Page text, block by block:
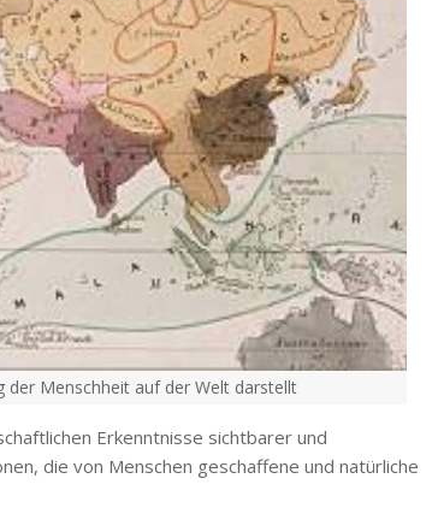
der Menschheit auf der Welt darstellt
Erkenntnisse sichtbarer und
die von Menschen geschaffene und natürliche